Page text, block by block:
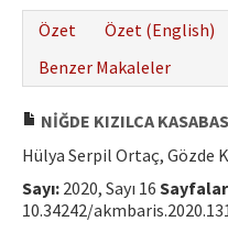
Özet
Özet (English)
Benzer Makaleler
NİĞDE KIZILCA
Hülya Serpil Ortaç, Gözde
Sayı: 2020, Sayı 16
10.34242/